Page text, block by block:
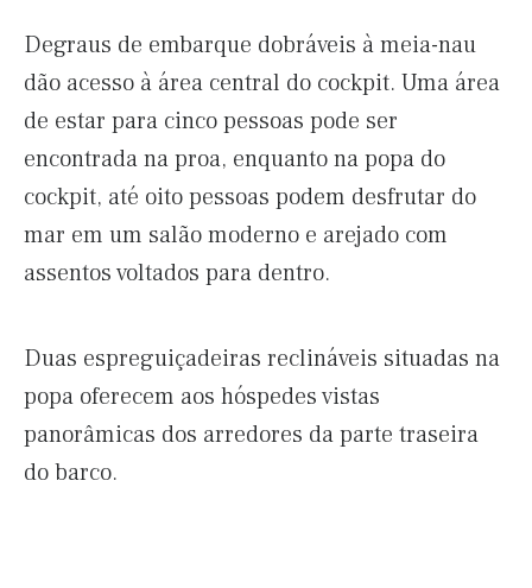
Degraus de embarque dobráveis ​​à meia-nau
dão acesso à área central do cockpit. Uma área
de estar para cinco pessoas pode ser
encontrada na proa, enquanto na popa do
cockpit, até oito pessoas podem desfrutar do
mar em um salão moderno e arejado com
assentos voltados para dentro.
Duas espreguiçadeiras reclináveis ​​situadas na
popa oferecem aos hóspedes vistas
panorâmicas dos arredores da parte traseira
do barco.